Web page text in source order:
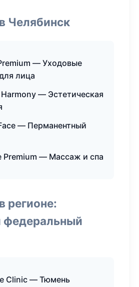
Челябинск
— Уходовые
лица
— Эстетическая
— Перманентный
Premium — Массаж и спа
регионе:
федеральный
Clinic — Тюмень